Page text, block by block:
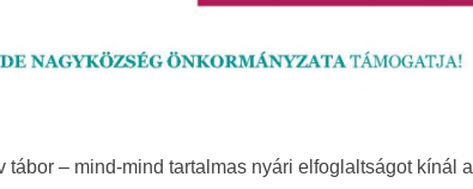
tábor – mind-mind tartalmas nyári elfoglaltságot kínál a